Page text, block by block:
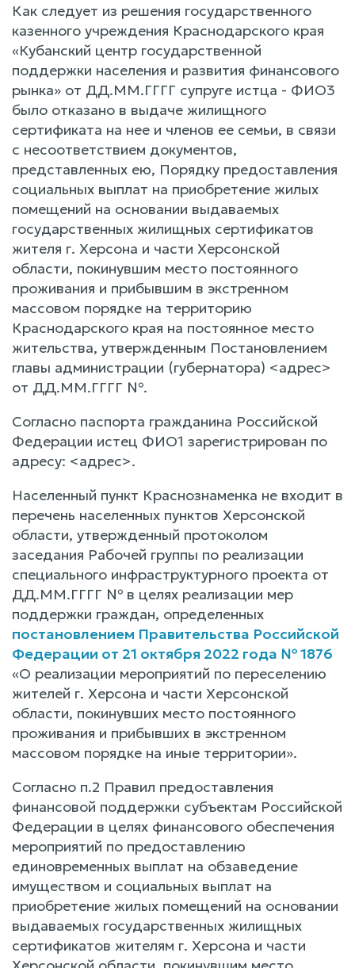
Как следует из решения государственного
казенного учреждения Краснодарского края
«Кубанский центр государственной
поддержки населения и развития финансового
рынка» от ДД.ММ.ГГГГ супруге истца - ФИО3
было отказано в выдаче жилищного
сертификата на нее и членов ее семьи, в связи
с несоответствием документов,
представленных ею, Порядку предоставления
социальных выплат на приобретение жилых
помещений на основании выдаваемых
государственных жилищных сертификатов
жителя г. Херсона и части Херсонской
области, покинувшим место постоянного
проживания и прибывшим в экстренном
массовом порядке на территорию
Краснодарского края на постоянное место
жительства, утвержденным Постановлением
главы администрации (губернатора) <адрес>
от ДД.ММ.ГГГГ №.
Согласно паспорта гражданина Российской
Федерации истец ФИО1 зарегистрирован по
адресу: <адрес>.
Населенный пункт Краснознаменка не входит в
перечень населенных пунктов Херсонской
области, утвержденный протоколом
заседания Рабочей группы по реализации
специального инфраструктурного проекта от
ДД.ММ.ГГГГ № в целях реализации мер
поддержки граждан, определенных
постановлением Правительства Российской
Федерации от 21 октября 2022 года № 1876
«О реализации мероприятий по переселению
жителей г. Херсона и части Херсонской
области, покинувших место постоянного
проживания и прибывших в экстренном
массовом порядке на иные территории».
Согласно п.2 Правил предоставления
финансовой поддержки субъектам Российской
Федерации в целях финансового обеспечения
мероприятий по предоставлению
единовременных выплат на обзаведение
имуществом и социальных выплат на
приобретение жилых помещений на основании
выдаваемых государственных жилищных
сертификатов жителям г. Херсона и части